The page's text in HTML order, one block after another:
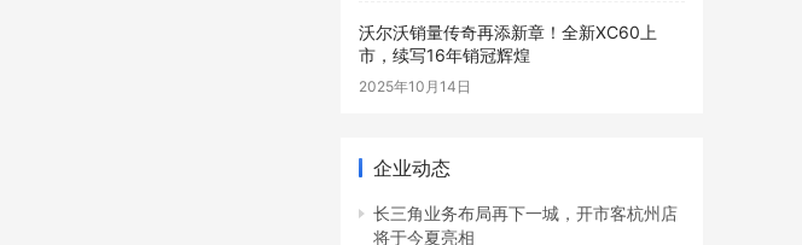
沃尔沃销量传奇再添新章！全新XC60上
市，续写16年销冠辉煌
2025年10月14日
企业动态
长三角业务布局再下一城，开市客杭州店
将于今夏亮相